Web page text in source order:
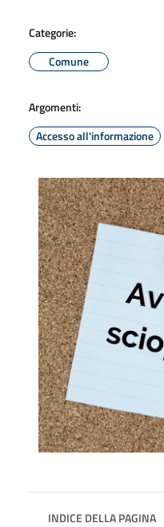
Categorie:
Comune
Argomenti:
Accesso all'informazione
INDICE DELLA PAGINA